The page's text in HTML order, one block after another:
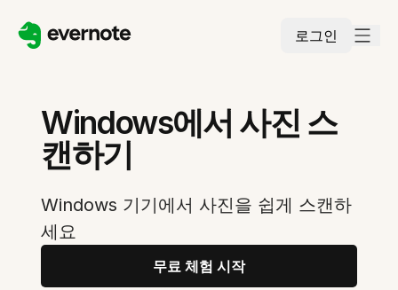
로그인
Windows에서 사진 스
캔하기
Windows 기기에서 사진을 쉽게 스캔하
세요
무료 체험 시작